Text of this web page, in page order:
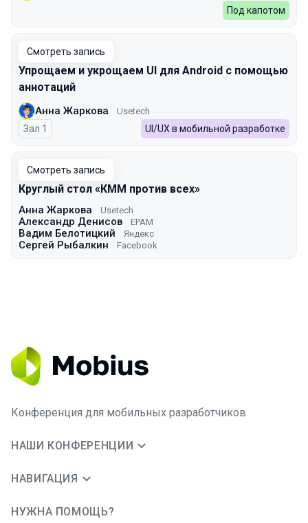
Под капотом
Смотреть запись
Упрощаем и укрощаем UI для Android с помощью
аннотаций
Анна Жаркова Usetech
Зал 1 UI/UX в мобильной разработке
Смотреть запись
Круглый стол «КММ против всех»
Анна Жаркова Usetech
Александр Денисов EPAM
Вадим Белотицкий Яндекс
Сергей Рыбалкин Facebook
Конференция для мобильных разработчиков
НАШИ КОНФЕРЕНЦИИ
НАВИГАЦИЯ
НУЖНА ПОМОЩЬ?